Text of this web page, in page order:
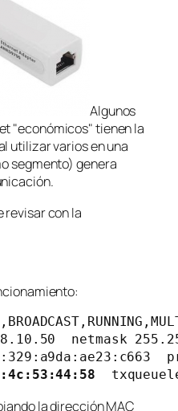
Algunos
"económicos" tienen la
utilizar varios en una
segmento) genera
revisar con la
netmask
la dirección MAC